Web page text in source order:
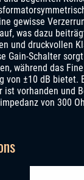
gewisse
was dazu
und druckvollen
Gain-Schalter
während das
von ±10 dB bietet.
vorhanden und
von 300